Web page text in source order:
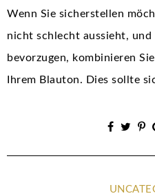
Wenn Sie sicherstellen
nicht schlecht aussieht, und
bevorzugen, kombinieren
Ihrem Blauton. Dies sollte